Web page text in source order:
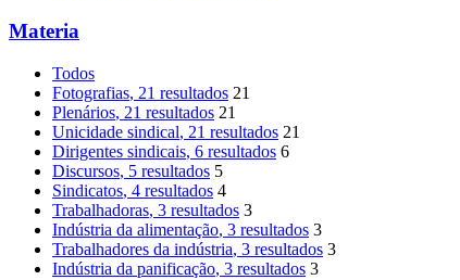
Materia
Todos
Fotografias, 21 resultados 21
Plenários, 21 resultados 21
Unicidade sindical, 21 resultados 21
Dirigentes sindicais, 6 resultados 6
Discursos, 5 resultados 5
Sindicatos, 4 resultados 4
Trabalhadoras, 3 resultados 3
Indústria da alimentação, 3 resultados 3
Trabalhadores da indústria, 3 resultados 3
Indústria da panificação, 3 resultados 3